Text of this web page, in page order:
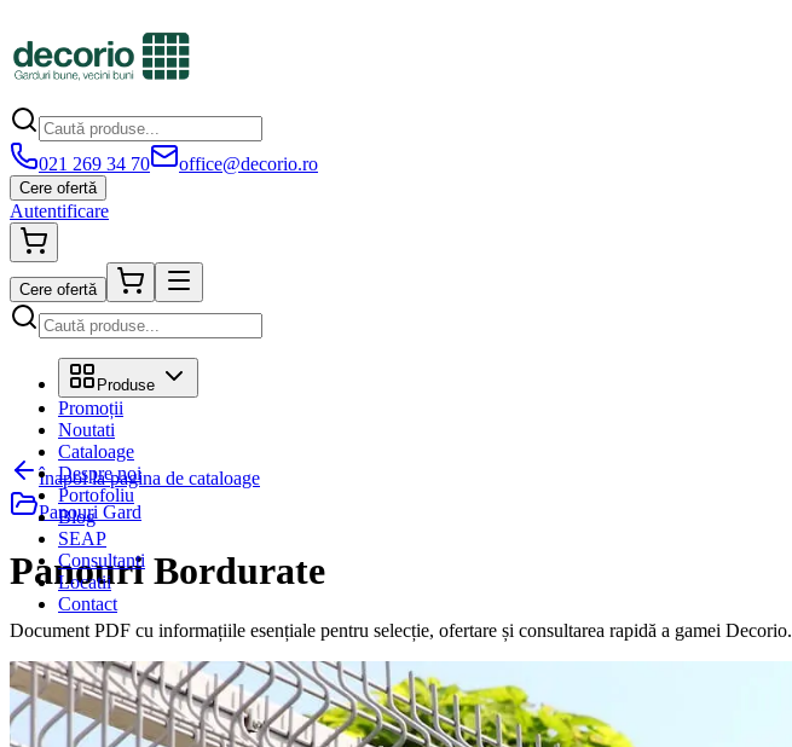
021 269 34 70 office@decorio.ro
Cere ofertă
Autentificare
Cere ofertă
Produse
Promoții
Noutati
Cataloage
Despre noi
Portofoliu
Blog
SEAP
Consultanti
Locatii
Contact
Înapoi la pagina de cataloage
Panouri Gard
Panouri Bordurate
Document PDF cu informațiile esențiale pentru selecție, ofertare și consultarea rapidă a gamei Decorio.